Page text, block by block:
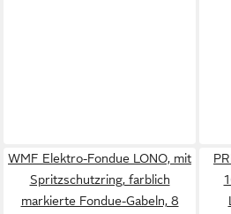
WMF Elektro-Fondue LONO, mit
Spritzschutzring, farblich
markierte Fondue-Gabeln, 8